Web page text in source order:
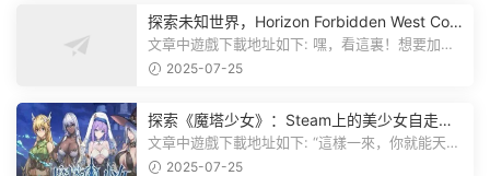
探索未知世界，Horizon Forbidden West Com
plete Edition正式發布！
文章中遊戲下載地址如下: 嘿，看這裏！想要加入
遊戲資源分享群，就點文章最後那...
2025-07-25
探索《魔塔少女》：Steam上的美少女自走
棋，戰鬥與策略的雙重盛宴！
文章中遊戲下載地址如下: “這樣一來，你就能天天
2025-07-25